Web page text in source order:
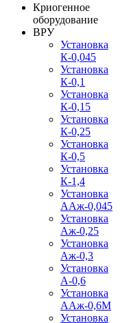
Криогенное
оборудование
ВРУ
Установка
К-0,045
Установка
К-0,1
Установка
К-0,15
Установка
К-0,25
Установка
К-0,5
Установка
К-1,4
Установка
ААж-0,045
Установка
Аж-0,25
Установка
Аж-0,3
Установка
А-0,6
Установка
ААж-0,6М
Установка